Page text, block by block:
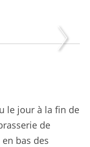
le jour à la fin de
de
bas des